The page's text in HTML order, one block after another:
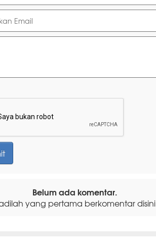
Belum ada komentar.
yang pertama berkomentar disini